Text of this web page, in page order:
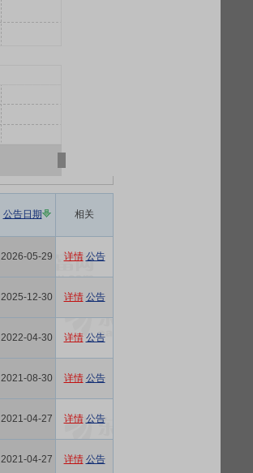
公告日期 相关
2026-05-29 详情 公告
2025-12-30 详情 公告
2022-04-30 详情 公告
2021-08-30 详情 公告
2021-04-27 详情 公告
2021-04-27 详情 公告